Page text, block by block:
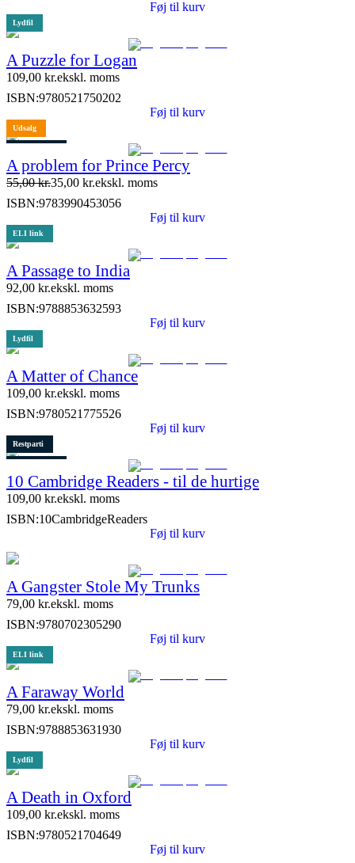
Føj til kurv
Lydfil
A Puzzle for Logan
109,00 kr.ekskl. moms
ISBN:9780521750202
Føj til kurv
Udsalg
A problem for Prince Percy
55,00kr.35,00 kr.ekskl. moms
ISBN:9783990453056
Føj til kurv
ELI link
A Passage to India
92,00 kr.ekskl. moms
ISBN:9788853632593
Føj til kurv
Lydfil
A Matter of Chance
109,00 kr.ekskl. moms
ISBN:9780521775526
Føj til kurv
Restparti
Lydfil
10 Cambridge Readers - til de hurtige
109,00 kr.ekskl. moms
ISBN:10CambridgeReaders
Føj til kurv
A Gangster Stole My Trunks
79,00 kr.ekskl. moms
ISBN:9780702305290
Føj til kurv
ELI link
A Faraway World
79,00 kr.ekskl. moms
ISBN:9788853631930
Føj til kurv
Lydfil
A Death in Oxford
109,00 kr.ekskl. moms
ISBN:9780521704649
Føj til kurv